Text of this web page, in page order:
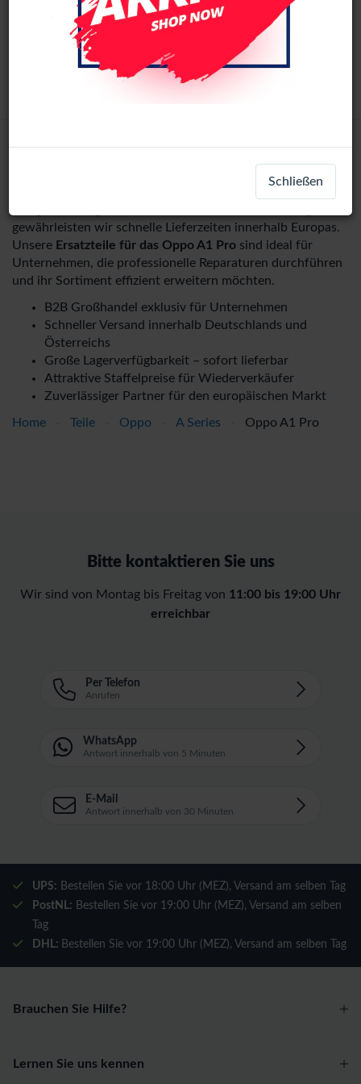
Realme 12 Pro Plus LCD D
LCD-74008
Oppo A1 Pro
gewährleisten wir schnelle Lieferzeiten innerhalb Europas.
Unsere Ersatzteile für das Oppo A1 Pro sind ideal für
Unternehmen, die professionelle Reparaturen durchführen
und ihr Sortiment effizient erweitern möchten.
B2B Großhandel exklusiv für Unternehmen
Schneller Versand innerhalb Deutschlands und
Österreichs
Große Lagerverfügbarkeit – sofort lieferbar
Attraktive Staffelpreise für Wiederverkäufer
Zuverlässiger Partner für den europäischen Markt
Home Teile Oppo A Series Oppo A1 Pro
Bitte kontaktieren Sie uns
Wir sind von Montag bis Freitag von 11:00 bis 19:00 Uhr
erreichbar
Per Telefon
Anrufen
WhatsApp
Antwort innerhalb von 5 Minuten
E-Mail
Antwort innerhalb von 30 Minuten
UPS: Bestellen Sie vor 18:00 Uhr (MEZ), Versand am selben Tag
PostNL: Bestellen Sie vor 19:00 Uhr (MEZ), Versand am selben
Tag
DHL: Bestellen Sie vor 19:00 Uhr (MEZ), Versand am selben Tag
Brauchen Sie Hilfe?
Lernen Sie uns kennen
Schließen